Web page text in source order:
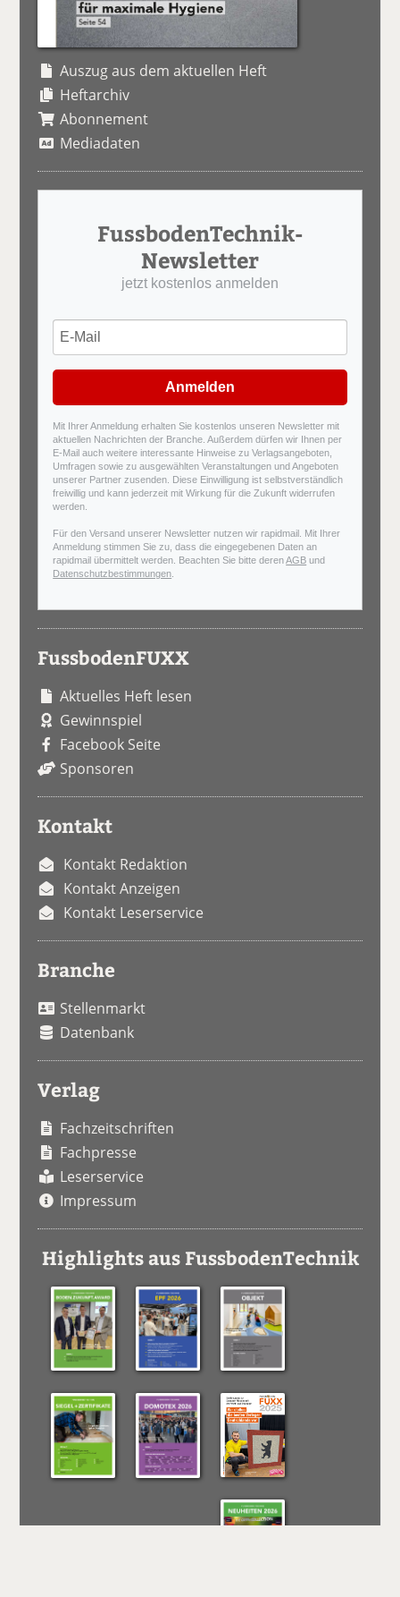
Auszug aus dem aktuellen Heft
Heftarchiv
Abonnement
Mediadaten
FussbodenTechnik-
Newsletter
jetzt kostenlos anmelden
Anmelden
Mit Ihrer Anmeldung erhalten Sie kostenlos unseren Newsletter mit
aktuellen Nachrichten der Branche. Außerdem dürfen wir Ihnen per
E-Mail auch weitere interessante Hinweise zu Verlagsangeboten,
Umfragen sowie zu ausgewählten Veranstaltungen und Angeboten
unserer Partner zusenden. Diese Einwilligung ist selbstverständlich
freiwillig und kann jederzeit mit Wirkung für die Zukunft widerrufen
werden.
Für den Versand unserer Newsletter nutzen wir rapidmail. Mit Ihrer
Anmeldung stimmen Sie zu, dass die eingegebenen Daten an
rapidmail übermittelt werden. Beachten Sie bitte derenAGB und
Datenschutzbestimmungen
FussbodenFUXX
Aktuelles Heft lesen
Gewinnspiel
Facebook Seite
Sponsoren
Kontakt
Kontakt Redaktion
Kontakt Anzeigen
Kontakt Leserservice
Branche
Stellenmarkt
Datenbank
Verlag
Fachzeitschriften
Fachpresse
Leserservice
Impressum
Highlights aus FussbodenTechnik